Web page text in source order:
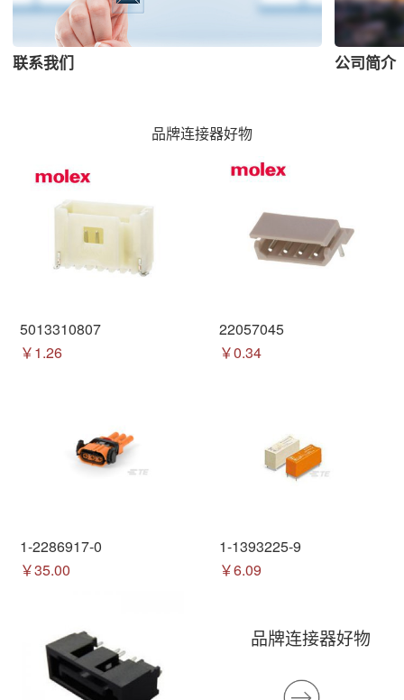
联系我们 公司简介
品牌连接器好物
5013310807
￥1.26
22057045
￥0.34
1-2286917-0
￥35.00
1-1393225-9
￥6.09
品牌连接器好物